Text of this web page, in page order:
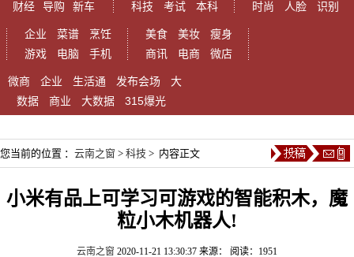
财经
导购 新车
科技
考试 本科
时尚
人脸 识别
企业 菜谱
烹饪
游戏
电脑 手机
美食 美妆
瘦身
商讯
电商 微店
微商 企业 生活通 发布会场
大
数据
商业 大数据 315爆光
您当前的位置 ： 云南之窗 > 科技 > 内容正文
小米有品上可学习可游戏的智能积木，魔
粒小木机器人!
云南之窗 2020-11-21 13:30:37 来源： 阅读：1951